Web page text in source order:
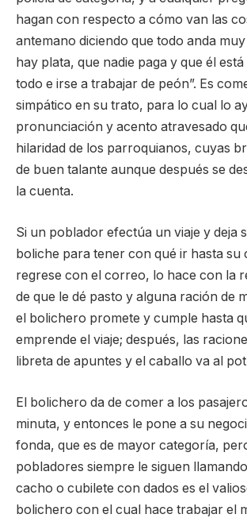
hagan con respecto a cómo van las
antemano diciendo que todo anda
hay plata, que nadie paga y que él
todo e irse a trabajar de peón”. Es
simpático en su trato, para lo cual lo
pronunciación y acento atravesado
hilaridad de los parroquianos, cuyas
de buen talante aunque después se
la cuenta.
Si un poblador efectúa un viaje y deja
boliche para tener con qué ir hasta su
regrese con el correo, lo hace con la
de que le dé pasto y alguna ración de
el bolichero promete y cumple hasta
emprende el viaje; después, las
libreta de apuntes y el caballo va al
El bolichero da de comer a los
minuta, y entonces le pone a su
fonda, que es de mayor categoría,
pobladores siempre le siguen
cacho o cubilete con dados es el
bolichero con el cual hace trabajar el